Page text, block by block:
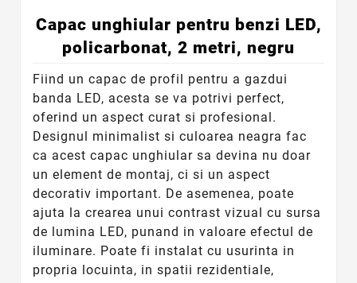
Capac unghiular pentru benzi LED,
policarbonat, 2 metri, negru
Fiind un capac de profil pentru a gazdui
banda LED, acesta se va potrivi perfect,
oferind un aspect curat si profesional.
Designul minimalist si culoarea neagra fac
ca acest capac unghiular sa devina nu doar
un element de montaj, ci si un aspect
decorativ important. De asemenea, poate
ajuta la crearea unui contrast vizual cu sursa
de lumina LED, punand in valoare efectul de
iluminare. Poate fi instalat cu usurinta in
propria locuinta, in spatii rezidentiale,